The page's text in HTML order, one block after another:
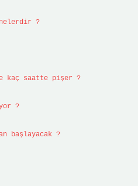
?
kaç saatte pişer ?
?
başlayacak ?